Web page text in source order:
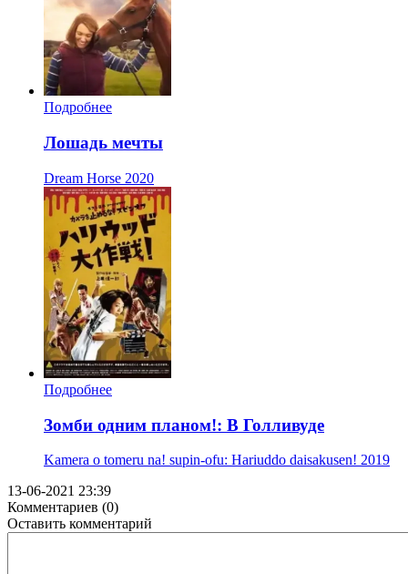
Подробнее
Лошадь мечты
Dream Horse 2020
Подробнее
Зомби одним планом!: В Голливуде
Kamera o tomeru na! supin-ofu: Hariuddo daisakusen! 2019
13-06-2021 23:39
Комментариев (0)
Оставить комментарий